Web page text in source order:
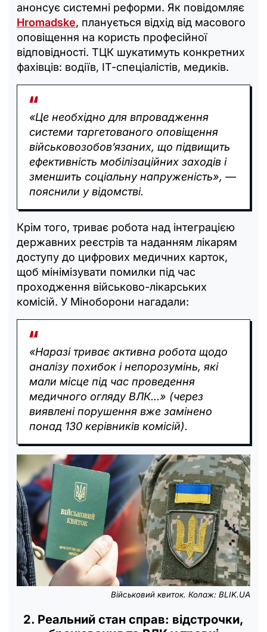
анонсує системні реформи. Як повідомляє
Hromadske, планується відхід від масового
оповіщення на користь професійної
відповідності. ТЦК шукатимуть конкретних
фахівців: водіїв, ІТ-спеціалістів, медиків.
«Це необхідно для впровадження
системи таргетованого оповіщення
військовозобов’язаних, що підвищить
ефективність мобілізаційних заходів і
зменшить соціальну напруженість», —
пояснили у відомстві.
Крім того, триває робота над інтеграцією
державних реєстрів та наданням лікарям
доступу до цифрових медичних карток,
щоб мінімізувати помилки під час
проходження військово-лікарських
комісій. У Міноборони нагадали:
«Наразі триває активна робота щодо
аналізу похибок і непорозумінь, які
мали місце під час проведення
медичного огляду ВЛК...» (через
виявлені порушення вже замінено
понад 130 керівників комісій).
Військовий квиток. Колаж: BLIK.UA
2. Реальний стан справ: відстрочки,